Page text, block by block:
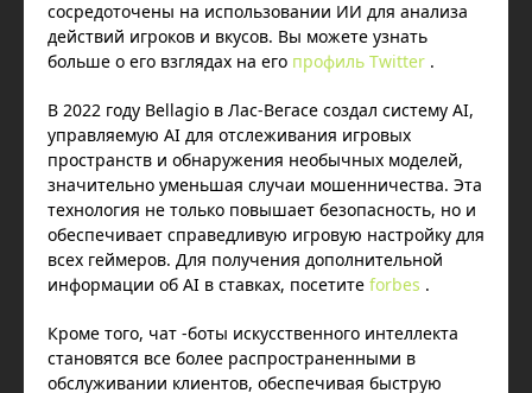
сосредоточены на использовании ИИ для анализа
действий игроков и вкусов. Вы можете узнать
больше о его взглядах на его профиль Twitter
В 2022 году Bellagio в Лас-Вегасе создал систему AI,
управляемую AI для отслеживания игровых
пространств и обнаружения необычных моделей,
значительно уменьшая случаи мошенничества. Эта
технология не только повышает безопасность, но и
обеспечивает справедливую игровую настройку для
всех геймеров. Для получения дополнительной
информации об AI в ставках, посетите forbes
Кроме того, чат -боты искусственного интеллекта
становятся все более распространенными в
обслуживании клиентов, обеспечивая быструю